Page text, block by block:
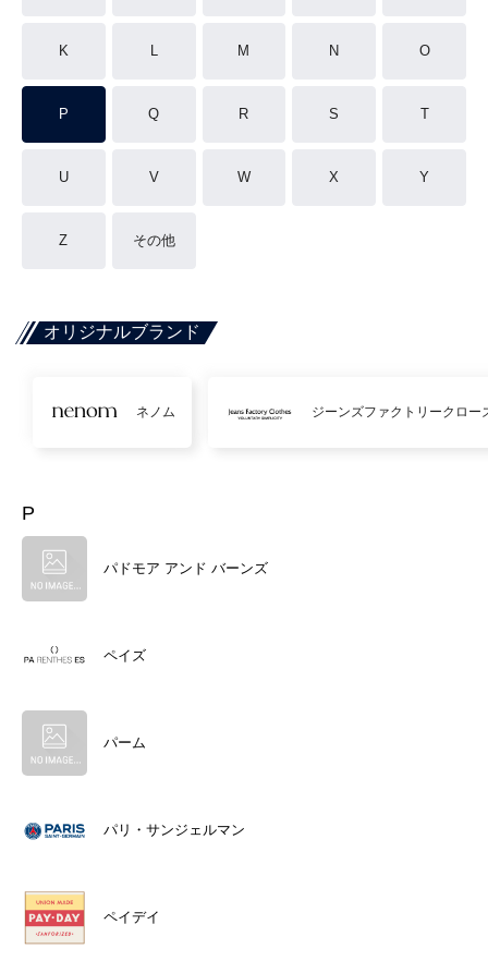
K L M N O
P Q R S T
U V W X Y
Z その他
オリジナルブランド
ネノム ジーンズファクトリークロー
P
パドモア アンド バーンズ
ペイズ
パーム
パリ・サンジェルマン
ペイデイ